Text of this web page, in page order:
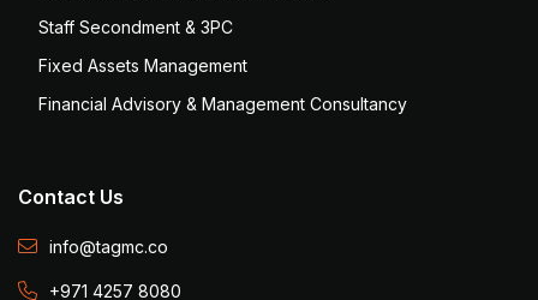
Staff Secondment & 3PC
Fixed Assets Management
Financial Advisory & Management Consultancy
Contact Us
info@tagmc.co
+971 4257 8080